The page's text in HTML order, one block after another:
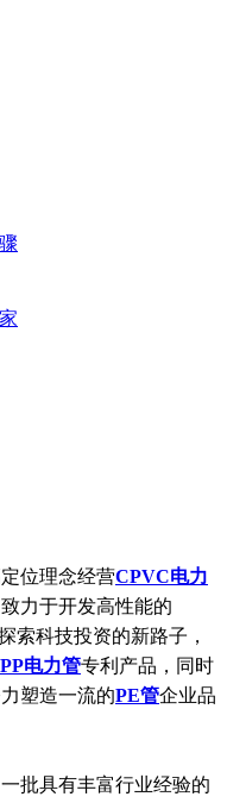
位理念经营CPVC电力
力于开发高性能的
索科技投资的新路子，
电力管专利产品，同时
塑造一流的PE管企业品
具有丰富行业经验的